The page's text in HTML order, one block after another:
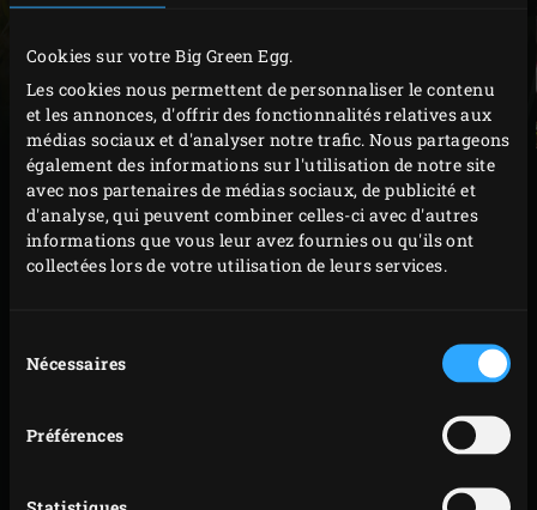
Cookies sur votre Big Green Egg.
Les cookies nous permettent de personnaliser le contenu
et les annonces, d'offrir des fonctionnalités relatives aux
médias sociaux et d'analyser notre trafic. Nous partageons
également des informations sur l'utilisation de notre site
avec nos partenaires de médias sociaux, de publicité et
d'analyse, qui peuvent combiner celles-ci avec d'autres
informations que vous leur avez fournies ou qu'ils ont
collectées lors de votre utilisation de leurs services.
duNécessaires
Préférences
pour vous fournir en consommables. Les différents «
niveaux » Platinum, Gold, Silver et Bronze définissent
l’importance du rayon « Big Green Egg » chez chaque
revendeur.
Saisissez
votre
code
postal
ville
UTILISER MA POSITION ACTUELLE